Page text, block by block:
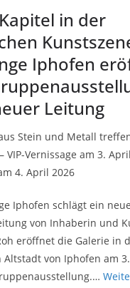
in der
Iphofen
Leitung
Stein und Metall
VIP-Vernissage am 3.
4. April 2026
Iphofen schlägt ein
von Inhaberin und
eröffnet die Galerie in
Altstadt von Iphofen am